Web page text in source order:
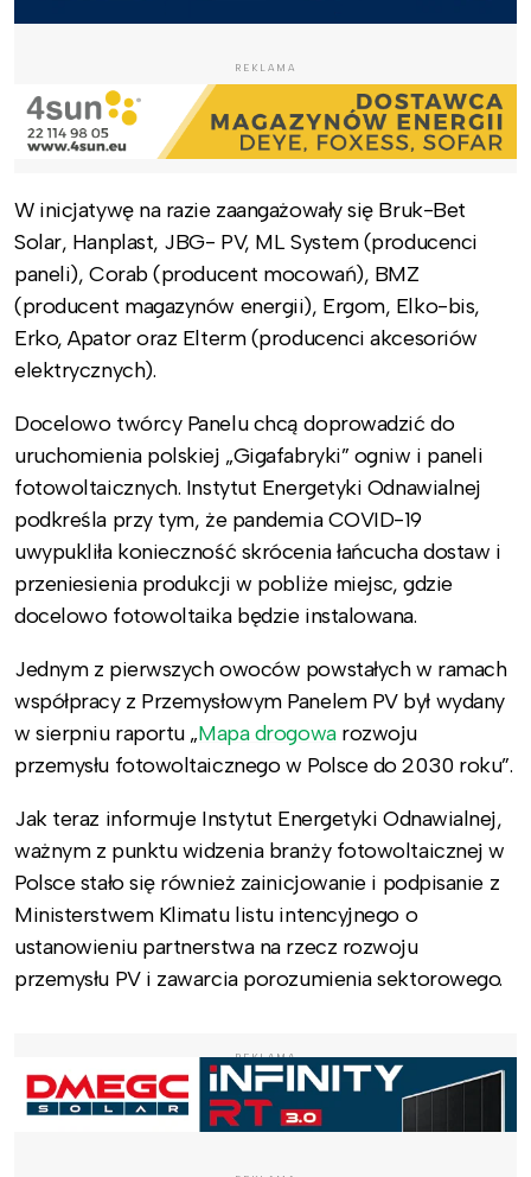
REKLAMA
W inicjatywę na razie zaangażowały się Bruk-Bet
Solar, Hanplast, JBG- PV, ML System (producenci
paneli), Corab (producent mocowań), BMZ
(producent magazynów energii), Ergom, Elko-bis,
Erko, Apator oraz Elterm (producenci akcesoriów
elektrycznych).
Docelowo twórcy Panelu chcą doprowadzić do
uruchomienia polskiej „Gigafabryki” ogniw i paneli
fotowoltaicznych. Instytut Energetyki Odnawialnej
podkreśla przy tym, że pandemia COVID-19
uwypukliła konieczność skrócenia łańcucha dostaw i
przeniesienia produkcji w pobliże miejsc, gdzie
docelowo fotowoltaika będzie instalowana.
Jednym z pierwszych owoców powstałych w ramach
współpracy z Przemysłowym Panelem PV był wydany
w sierpniu raportu „Mapa drogowarozwoju
przemysłu fotowoltaicznego w Polsce do 2030 roku”.
Jak teraz informuje Instytut Energetyki Odnawialnej,
ważnym z punktu widzenia branży fotowoltaicznej w
Polsce stało się również zainicjowanie i podpisanie z
Ministerstwem Klimatu listu intencyjnego o
ustanowieniu partnerstwa na rzecz rozwoju
przemysłu PV i zawarcia porozumienia sektorowego.
REKLAMA